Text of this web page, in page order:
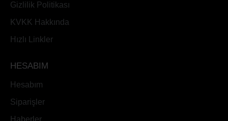
Gizlilik Politikası
KVKK Hakkında
Hızlı Linkler
HESABIM
Hesabım
Siparişler
Haberler